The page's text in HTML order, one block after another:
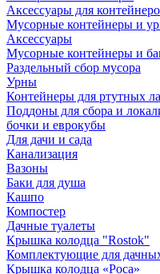
Аксессуары для
Мусорные контейнеры и
Аксессуары
Мусорные контейнеры и
Раздельный сбор мусора
Урны
Контейнеры для ртутных
Поддоны для сбора и
бочки и еврокубы
Для дачи и сада
Канализация
Вазоны
Баки для душа
Кашпо
Компостер
Дачные туалеты
Крышка колодца "Rostok"
Комплектующие для
Крышка колодца «Роса»